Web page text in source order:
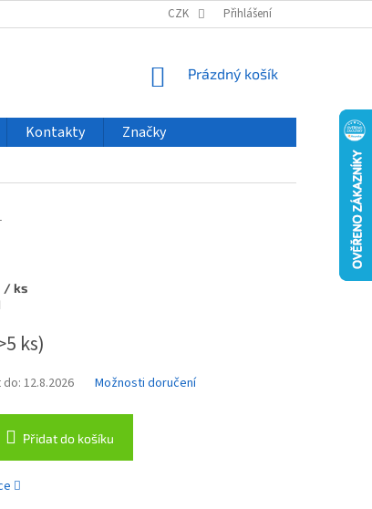
VELKOOBCHOD ČASTO KLADENÉ DOTAZY
CZK Přihlášení
NÁKUPNÍ
Prázdný košík
Kontakty Značky
/ ks
ks)
12.8.2026 Možnosti doručení
Přidat do košíku